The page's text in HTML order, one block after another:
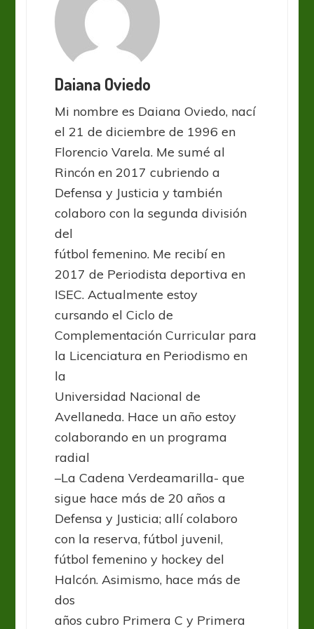
Daiana Oviedo
Mi nombre es Daiana Oviedo, nací
el 21 de diciembre de 1996 en
Florencio Varela. Me sumé al
Rincón en 2017 cubriendo a
Defensa y Justicia y también
colaboro con la segunda división
del
fútbol femenino. Me recibí en
2017 de Periodista deportiva en
ISEC. Actualmente estoy
cursando el Ciclo de
Complementación Curricular para
la Licenciatura en Periodismo en
la
Universidad Nacional de
Avellaneda. Hace un año estoy
colaborando en un programa
radial
–La Cadena Verdeamarilla- que
sigue hace más de 20 años a
Defensa y Justicia; allí colaboro
con la reserva, fútbol juvenil,
fútbol femenino y hockey del
Halcón. Asimismo, hace más de
dos
años cubro Primera C y Primera